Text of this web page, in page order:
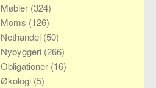
Møbler (324)
Moms (126)
Nethandel (50)
Nybyggeri (266)
Obligationer (16)
Økologi (5)